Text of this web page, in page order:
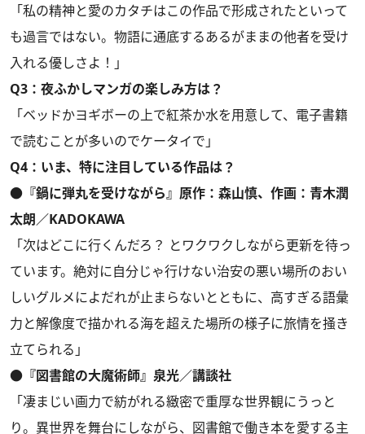
「私の精神と愛のカタチはこの作品で形成されたといって
も過言ではない。物語に通底するあるがままの他者を受け
入れる優しさよ！」
Q3：夜ふかしマンガの楽しみ方は？
「ベッドかヨギボーの上で紅茶か水を用意して、電子書籍
で読むことが多いのでケータイで」
Q4：いま、特に注目している作品は？
●『鍋に弾丸を受けながら』原作：森山慎、作画：青木潤
太朗／KADOKAWA
「次はどこに行くんだろ？ とワクワクしながら更新を待っ
ています。絶対に自分じゃ行けない治安の悪い場所のおい
しいグルメによだれが止まらないとともに、高すぎる語彙
力と解像度で描かれる海を超えた場所の様子に旅情を掻き
立てられる」
●『図書館の大魔術師』泉光／講談社
「凄まじい画力で紡がれる緻密で重厚な世界観にうっと
り。異世界を舞台にしながら、図書館で働き本を愛する主